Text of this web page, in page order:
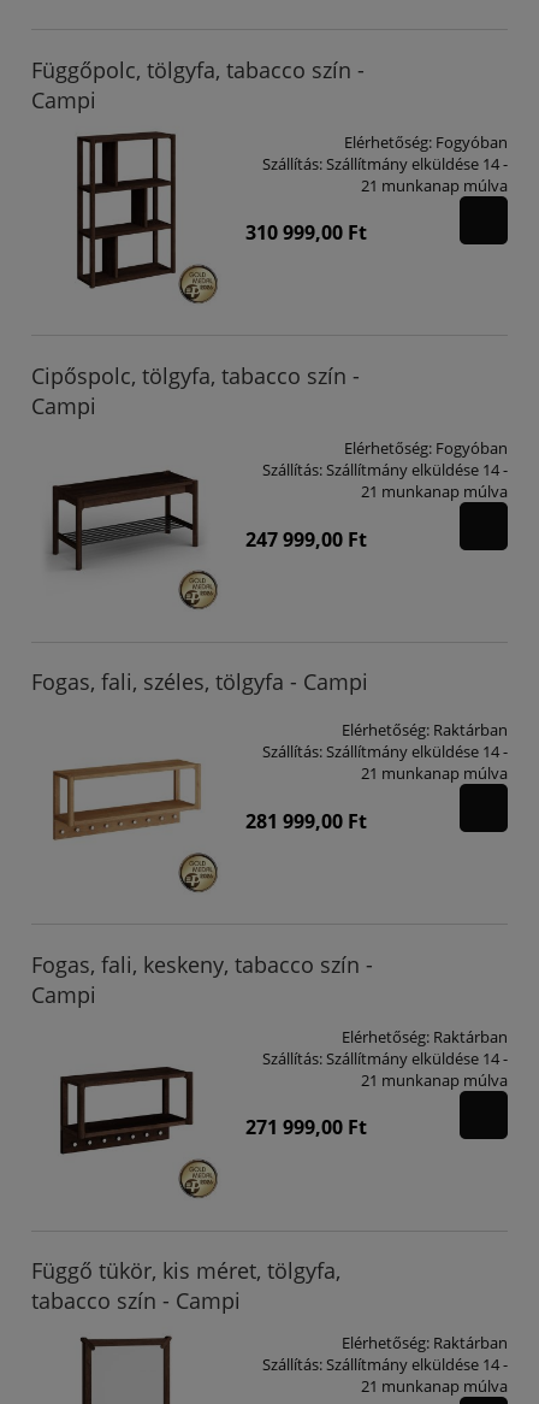
Függőpolc, tölgyfa, tabacco szín -
Campi
Elérhetőség: Fogyóban
Szállítás: Szállítmány elküldése 14 -
21 munkanap múlva
310 999,00 Ft
Cipőspolc, tölgyfa, tabacco szín -
Campi
Elérhetőség: Fogyóban
Szállítás:Szállítmány elküldése 14 -
21 munkanap múlva
247 999,00 Ft
Fogas, fali, széles, tölgyfa - Campi
Elérhetőség: Raktárban
Szállítás:Szállítmány elküldése 14 -
21 munkanap múlva
281 999,00 Ft
Fogas, fali, keskeny, tabacco szín -
Campi
Elérhetőség: Raktárban
Szállítás:Szállítmány elküldése 14 -
21 munkanap múlva
271 999,00 Ft
Függő tükör, kis méret, tölgyfa,
tabacco szín - Campi
Elérhetőség: Raktárban
Szállítás:Szállítmány elküldése 14 -
21 munkanap múlva